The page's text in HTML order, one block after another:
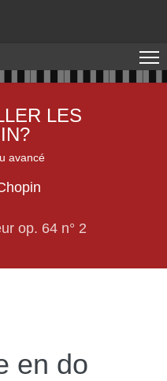
LES
avancé
op. 64 n° 2
en do